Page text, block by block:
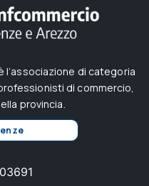
l’associazione di categoria
di commercio,
provincia.